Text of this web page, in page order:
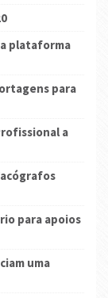
plataforma
para
a
para apoios
uma